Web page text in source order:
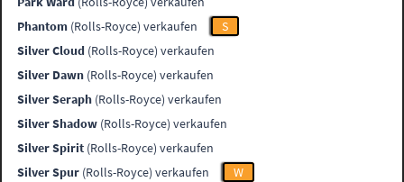
Phantom (Rolls-Royce) verkaufen
S
Silver Cloud (Rolls-Royce) verkaufen
Silver Dawn (Rolls-Royce) verkaufen
Silver Seraph (Rolls-Royce) verkaufen
Silver Shadow (Rolls-Royce) verkaufen
Silver Spirit (Rolls-Royce) verkaufen
Silver Spur (Rolls-Royce) verkaufen
W